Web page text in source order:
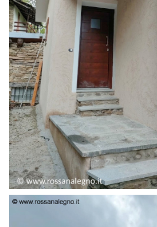
PENSILINA ENTRATA